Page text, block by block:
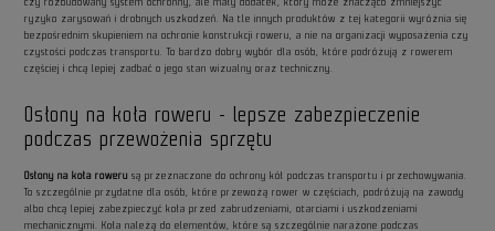
ryzyko zarysowań i drobnych uszkodzeń. Na tle innych produktów z tej kategorii wyróżnia się
bezpośrednim skupieniem na ochronie konstrukcji roweru, a nie na organizacji wyposażenia czy
czystości podczas transportu. To bardzo dobry wybór dla osób, które podróżują z rowerem
częściej i chcą lepiej zadbać o jego stan wizualny oraz techniczny.
Osłony na koła roweru - lepsze zabezpieczenie
podczas przewożenia sprzętu
Osłony na koła roweru są przeznaczone do ochrony kół podczas transportu i przechowywania.
To szczególnie przydatne dla osób, które przewożą rower w częściach, podróżują na zawody
albo chcą lepiej zabezpieczyć koła przed zabrudzeniami, otarciami i uszkodzeniami
mechanicznymi. Koła należą do elementów, które są szczególnie narażone podczas